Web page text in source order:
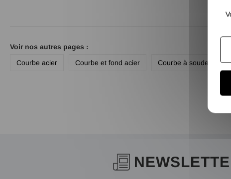
Voir nos autres pages :
Courbe acier
Courbe et fond acier Courbe à souder